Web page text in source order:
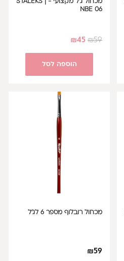
מכחול ג'ל מקצועי - STALEKS |
NBE 06
₪59
₪45
הוספה לסל
מכחול רובלוף מספר 6 לג'ל
₪59